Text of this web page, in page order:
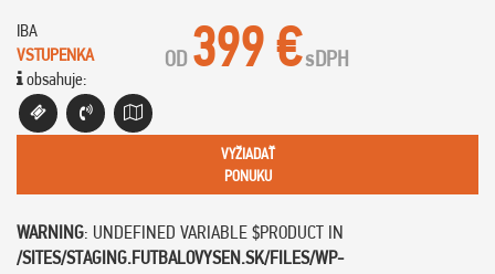
IBA
VSTUPENKA
obsahuje:
OD 399 €sDPH
VYŽIADAŤ
PONUKU
WARNING: UNDEFINED VARIABLE $PRODUCT IN
/SITES/STAGING.FUTBALOVYSEN.SK/FILES/WP-